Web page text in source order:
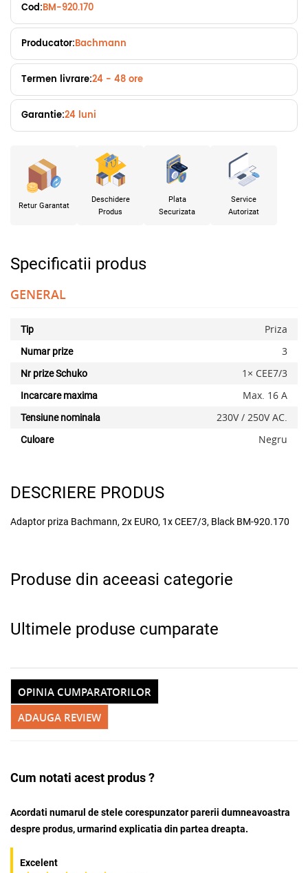
Cod:BM-920.170
Producator:Bachmann
Termen livrare:24 - 48 ore
Garantie:24 luni
Retur Garantat
Deschidere
Produs
Plata
Securizata
Service
Autorizat
Specificatii produs
GENERAL
Tip Priza
Numar prize 3
Nr prize Schuko 1× CEE7/3
Incarcare maxima Max. 16 A
Tensiune nominala 230V / 250V AC.
Culoare Negru
DESCRIERE PRODUS
Adaptor priza Bachmann, 2x EURO, 1x CEE7/3, Black BM-920.170
Produse din aceeasi categorie
Ultimele produse cumparate
ADAUGA REVIEW
OPINIA CUMPARATORILOR
Cum notati acest produs ?
Acordati numarul de stele corespunzator parerii dumneavoastra
despre produs, urmarind explicatia din partea dreapta.
Excelent
Adauga la favorite